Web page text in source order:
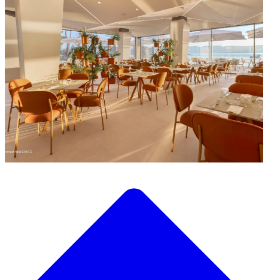
Scopri la nostra ampia selezione di mobili di design